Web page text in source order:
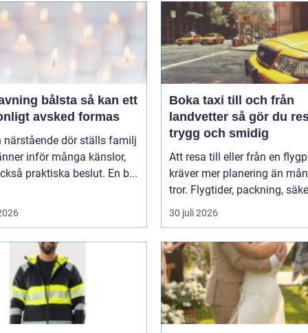
bålsta så kan ett
avsked formas
närstående dör ställs familj
inför många känslor,
praktiska beslut. En b...
Boka taxi till och från
landvetter så gör du resan
trygg och smidig
Att resa till eller från en
kräver mer planering än
tror. Flygtider, packning,
30 juli 2026